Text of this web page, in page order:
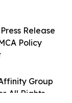
Group
All Rights
Release
Policy